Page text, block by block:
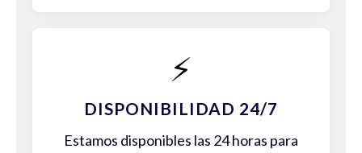
⚡
DISPONIBILIDAD 24/7
Estamos disponibles las 24 horas para